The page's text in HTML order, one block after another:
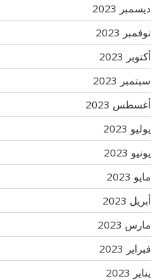
ديسمبر 2023
نوفمبر 2023
أكتوبر 2023
سبتمبر 2023
أغسطس 2023
يوليو 2023
يونيو 2023
مايو 2023
أبريل 2023
مارس 2023
فبراير 2023
يناير 2023